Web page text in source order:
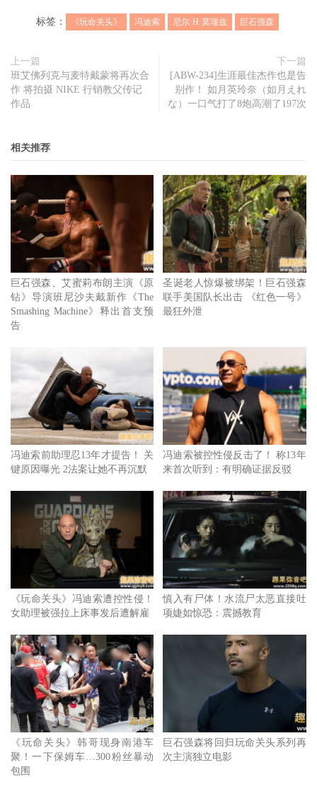
与男星冯迪索（Vin Diesel）合作，日前受邀 Podcast 节目《
点。
冯迪索从《玩命关头4》开始就担任幕后工作。
作，不过老实说，我倒希望往格局小的方向发展剧情，就感
觉像回归最初起点，并尝试许多不同可能性，这也是当今观
众想看到的。尽管他表示为数并不过多，不过透过其制片人
的亲自说明，也许盼望未来身为监制的冯迪索也能共同让
《玩命关头》回归初衷。
标签： 《玩命关头》 冯迪索 尼尔·H·莫瑞兹 巨石强森
上一篇
班艾佛列克与麦特戴蒙将再次合
作 将拍摄 NIKE 行销教父传记
作品
下一篇
[ABW-234]生涯最佳杰作也是告
别作！ 如月英玲奈（如月えれ
な）一口气打了8炮高潮了197次
相关推荐
巨石强森、艾蜜莉布朗主演《原
钻》导演班尼沙夫戴新作《The
Smashing Machine》释出首支预
告
圣诞老人惊爆被绑架！巨石强森
联手美国队长出击 《红色一号》
最狂外泄
冯迪索前助理忍13年才提告！ 关
键原因曝光 2法案让她不再沉默
冯迪索被控性侵反击了！ 称13年
来首次听到：有明确证据反驳
《玩命关头》冯迪索遭控性侵！
女助理被强拉上床事发后遭解雇
慎入有尸体！水流尸太恶直接吐
项婕如惊恐：震撼教育
《玩命关头》韩哥现身南港车
聚！一下保姆车…300粉丝暴动
包围
巨石强森将回归玩命关头系列再
次主演独立电影